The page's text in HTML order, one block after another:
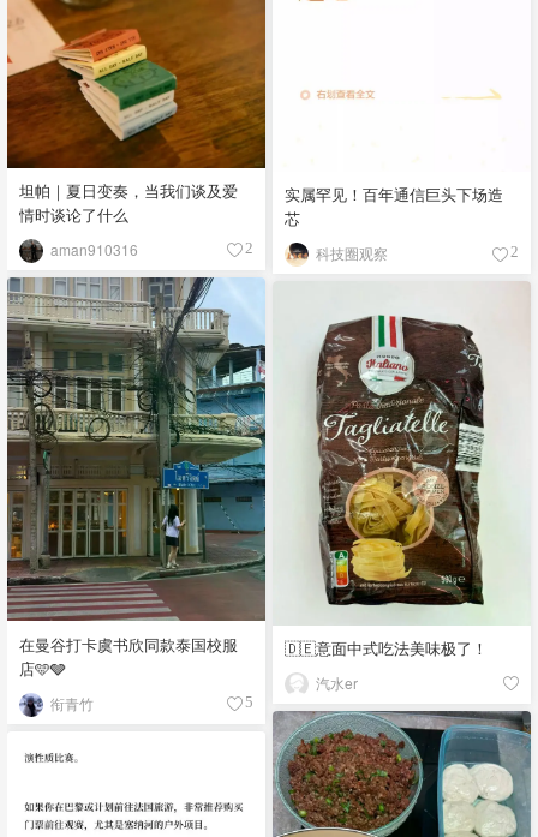
实属罕见！百年通信巨头下场造
芯
科技圈观察 2
坦帕｜夏日变奏，当我们谈及爱
情时谈论了什么
aman910316 2
在曼谷打卡虞书欣同款泰国校服
店🩵🩶
衔青竹 5
🇩🇪意面中式吃法美味极了！
汽水er